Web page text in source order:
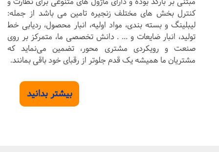
کنترل بخش های مختلف زنجیره تامین می باشد از جمله:
لیبلینگ و بسته بندی، مواد اولیه، انبار محصول، ردیابی خط
تولید، انبار ضایعات و ... . دانش تخصصی ما، متمرکز بر روی
صنعت و رویکردی مشتری محور، تضمین می‌نماید که
مشتریان ما همیشه یک قدم جلوتر از رقبای خود باقی بمانند.
بیشتر بدانید